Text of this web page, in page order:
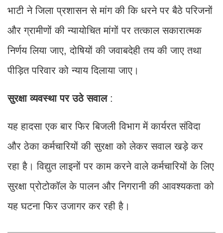
भाटी ने जिला प्रशासन से मांग की कि धरने पर बैठे परिजनों
और ग्रामीणों की न्यायोचित मांगों पर तत्काल सकारात्मक
निर्णय लिया जाए, दोषियों की जवाबदेही तय की जाए तथा
पीड़ित परिवार को न्याय दिलाया जाए।
सुरक्षा व्यवस्था पर उठे सवाल:
यह हादसा एक बार फिर बिजली विभाग में कार्यरत संविदा
और ठेका कर्मचारियों की सुरक्षा को लेकर सवाल खड़े कर
रहा है। विद्युत लाइनों पर काम करने वाले कर्मचारियों के लिए
सुरक्षा प्रोटोकॉल के पालन और निगरानी की आवश्यकता को
यह घटना फिर उजागर कर रही है।